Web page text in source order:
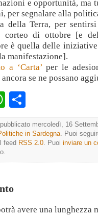
e opportunità, ma
per segnalare alla
della Terra, per
corteo di ottobre [e
è quella delle
manifestazione].
a ‘Carta’per le
se ne possano
WhatsApp
mercoledì, 16
in Sardegna . Puoi
feed RSS 2.0 . Puoi inviare un
avere una lunghezza